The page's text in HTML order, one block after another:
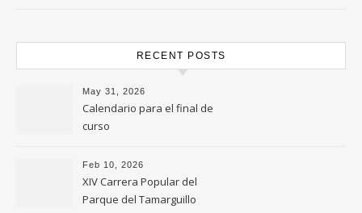
RECENT POSTS
May 31, 2026
Calendario para el final de
curso
Feb 10, 2026
XIV Carrera Popular del
Parque del Tamarguillo